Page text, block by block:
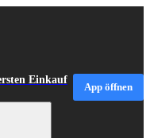
Einkauf
App öffnen